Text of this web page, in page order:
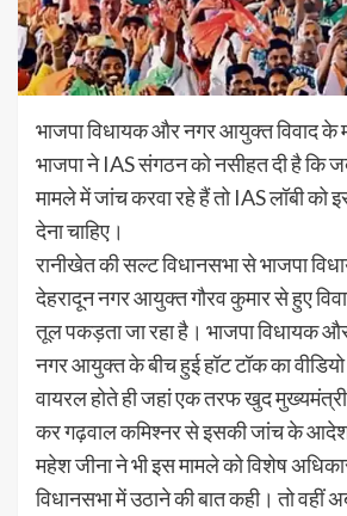
भाजपा विधायक और नगर आयुक्त विवाद के
भाजपा ने IAS संगठन को नसीहत दी है कि
मामले में जांच करवा रहे हैं तो IAS लॉबी को
देना चाहिए।
रानीखेत की सल्ट विधानसभा से भाजपा
देहरादून नगर आयुक्त गौरव कुमार से हुए
तूल पकड़ता जा रहा है। भाजपा विधायक
नगर आयुक्त के बीच हुई हॉट टॉक का
वायरल होते ही जहां एक तरफ खुद
कर गढ़वाल कमिश्नर से इसकी जांच के आदेश
महेश जीना ने भी इस मामले को विशेष
विधानसभा में उठाने की बात कही। तो वहीं अब